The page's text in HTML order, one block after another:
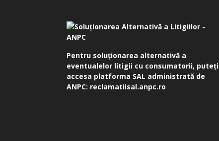
Pentru soluționarea alternativă a
eventualelor litigii cu consumatorii, puteți
accesa platforma SAL administrată de
ANPC: reclamatiisal.anpc.ro